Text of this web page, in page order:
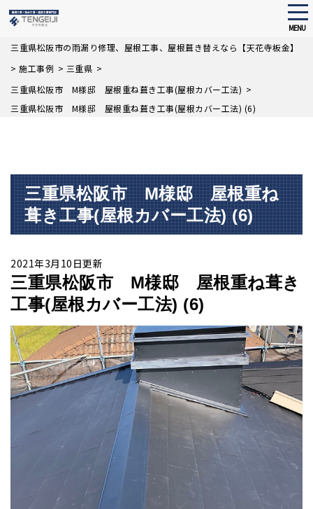
Skip
main
content
MENU
三重県松阪市の雨漏り修理、屋根工事、屋根葺き替えなら【天花寺板金】
> 施工事例 > 三重県 >
三重県松阪市 M様邸 屋根重ね葺き工事(屋根カバー工法) >
三重県松阪市 M様邸 屋根重ね葺き工事(屋根カバー工法) (6)
三重県松阪市 M様邸 屋根重ね
葺き工事(屋根カバー工法) (6)
2021年3月10日更新
三重県松阪市 M様邸 屋根重ね葺き
工事(屋根カバー工法) (6)